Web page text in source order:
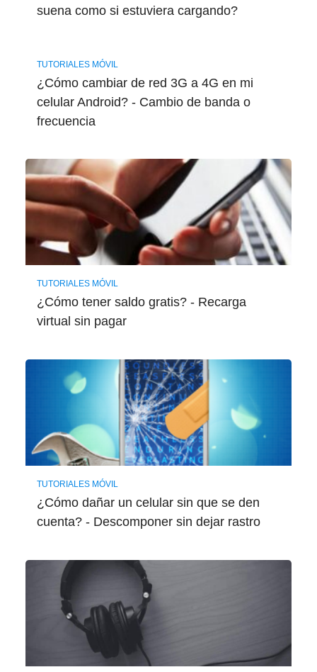
suena como si estuviera cargando?
TUTORIALES MÓVIL
¿Cómo cambiar de red 3G a 4G en mi
celular Android? - Cambio de banda o
frecuencia
TUTORIALES MÓVIL
¿Cómo tener saldo gratis? - Recarga
virtual sin pagar
TUTORIALES MÓVIL
¿Cómo dañar un celular sin que se den
cuenta? - Descomponer sin dejar rastro